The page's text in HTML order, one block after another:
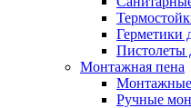
Герметики
Пистолеты
Монтажная пена
Монтажные
Ручные